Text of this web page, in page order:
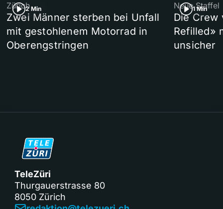
2 Min
Zürich
Zwei Männer sterben bei Unfall
mit gestohlenem Motorrad in
Oberengstringen
1 Min
Neue Staffel
Die Crew
Refilled»
unsicher
TeleZüri
Thurgauerstrasse 80
8050 Zürich